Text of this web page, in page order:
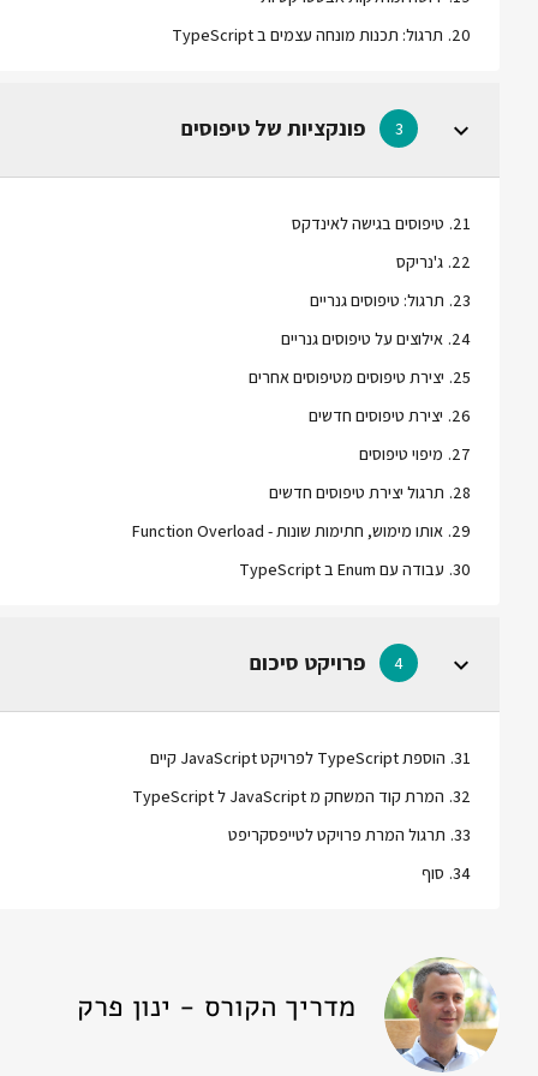
20
. תרגול: תכנות מונחה עצמים ב TypeScript
3 פונקציות של טיפוסים
21
. טיפוסים בגישה לאינדקס
22
. ג'נריקס
23
. תרגול: טיפוסים גנריים
24
. אילוצים על טיפוסים גנריים
25
. יצירת טיפוסים מטיפוסים אחרים
26
. יצירת טיפוסים חדשים
27
. מיפוי טיפוסים
28
. תרגול יצירת טיפוסים חדשים
29
. אותו מימוש, חתימות שונות - Function Overload
30
. עבודה עם Enum ב TypeScript
4 פרויקט סיכום
31
. הוספת TypeScript לפרויקט JavaScript קיים
32
. המרת קוד המשחק מ JavaScript ל TypeScript
33
. תרגול המרת פרויקט לטייפסקריפט
34
. סוף
מדריך הקורס - ינון פרק